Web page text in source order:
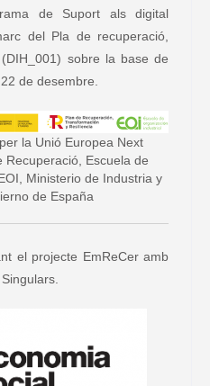
de Suport als digital
del Pla de recuperació,
sobre la base de
de desembre.
la Unió Europea Next
Recuperació, Escuela de
Ministerio de Industria y
de España
el projecte EmReCer amb